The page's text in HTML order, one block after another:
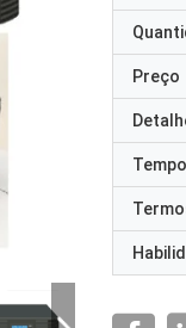
Preço